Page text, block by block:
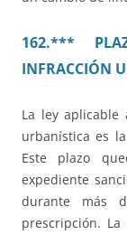
162.***
INFRACCIÓN
La ley
urbanística es
Este plazo
expediente
durante más
prescripción.